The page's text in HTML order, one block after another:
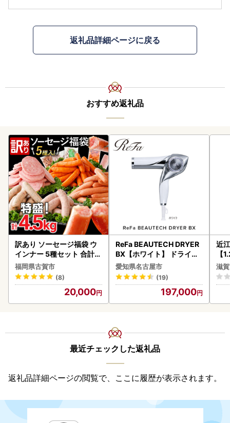
返礼品詳細ページに戻る
おすすめ返礼品
訳あり ソーセージ福袋 ウ
インナー 5種セット 合計4.
5kg ソーセージ
福岡県古賀市
(8)
20,000
ReFa BEAUTECH DRYER
BX【ホワイト】 ドライヤ
ー 美容 家電 ドライヤー リ
ファ
愛知県名古屋市
(19)
197,000
近
【
】
滋
最近チェックした返礼品
返礼品詳細ページの閲覧で、ここに履歴が表示されます。